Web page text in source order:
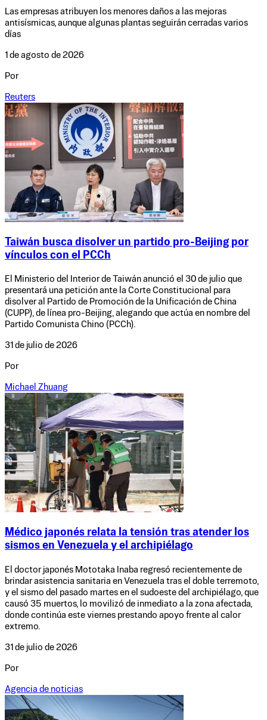
Las empresas atribuyen los menores daños a las mejoras
antisísmicas, aunque algunas plantas seguirán cerradas varios
días
1 de agosto de 2026
Por
Reuters
Taiwán busca disolver un partido pro-Beijing por
vínculos con el PCCh
El Ministerio del Interior de Taiwán anunció el 30 de julio que
presentará una petición ante la Corte Constitucional para
disolver al Partido de Promoción de la Unificación de China
(CUPP), de línea pro-Beijing, alegando que actúa en nombre del
Partido Comunista Chino (PCCh).
31 de julio de 2026
Por
Michael Zhuang
Médico japonés relata la tensión tras atender los
sismos en Venezuela y el archipiélago
El doctor japonés Mototaka Inaba regresó recientemente de
brindar asistencia sanitaria en Venezuela tras el doble terremoto,
y el sismo del pasado martes en el sudoeste del archipiélago, que
causó 35 muertos, lo movilizó de inmediato a la zona afectada,
donde continúa este viernes prestando apoyo frente al calor
extremo.
31 de julio de 2026
Por
Agencia de noticias